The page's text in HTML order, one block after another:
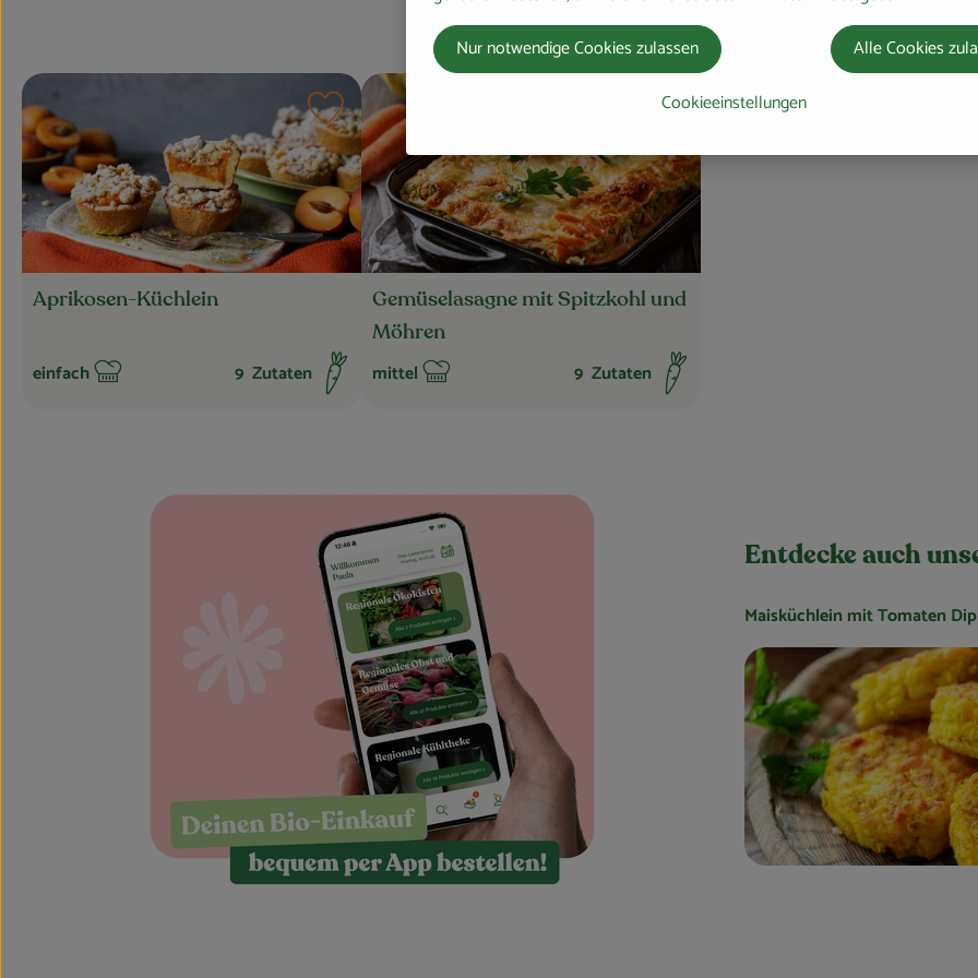
Aprikosen-Küchlein
Schwierigkeit:
einfach 9 Zutaten
Rezept zu Favouriten hinzufügen
Gemüselasagne mit Spitzkohl und
Möhren
Schwierigkeit:
mittel 9 Zutaten
Rezept zu Favouriten hinzufügen
Entdecke auch
Maisküchlein mit Tomaten Dip
Cookieeinstellungen
Nur notwendige Cookies zulassen Alle Cookies